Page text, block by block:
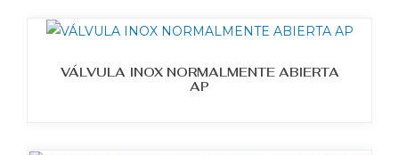
VÁLVULA INOX NORMALMENTE ABIERTA
AP